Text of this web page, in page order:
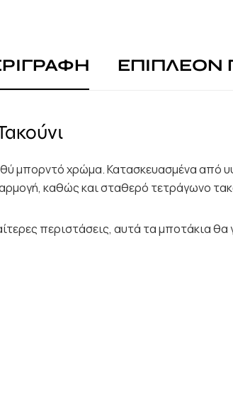
ΕΠΙΠΛΕΟΝ
μπορντό χρώμα. Κατασκευασμένα από
καθώς και σταθερό τετράγωνο
περιστάσεις, αυτά τα μποτάκια